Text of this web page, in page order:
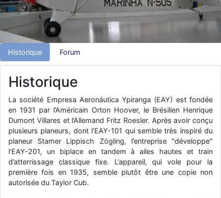
d9pouces: Joyeux Noël à tous !
d9pouces
: mais tu peux tenter l'un des rares lycées militaires
comme le Prytanée dans la Sarthe, ça ne peut pas faire de mal !
d9pouces: C'est plutôt après le lycée, voire après une prépa
scientifique, tu as donc encore un peu de temps devant toi
yaellerigolow: bonjour a tous je suis un élève de première
passionnée par l'aviation militaire , pourrais je savoir que faire après
le lycée pour s'orienter et pouvoir devenir officier de l'armée de l'air?
d9pouces : lesquels, par exemple ?
mahmoud : bonsoir, très instructif ce site .mais nous aimerions avoir
les photo des anciens appareils de l'armée de l'air de la haute -volta
d9pouces: Ça me casse quand même bien les pieds, j’avoue
jericho: Pour moi tout est à nouveau OK dirait-on… Merci à toi.
d9pouces: En espérant n’avoir coupé les accessoires de personne
Historique Forum
Historique
La société Empresa Aeronáutica Ypiranga (EAY) est fondée
en 1931 par l’Américain Orton Hoover, le Brésilien Henrique
Dumont Villares et l’Allemand Fritz Roesler. Après avoir conçu
plusieurs planeurs, dont l’EAY-101 qui semble très inspiré du
planeur Stamer Lippisch Zögling, l’entreprise "développe"
l’EAY-201, un biplace en tandem à ailes hautes et train
d’atterrissage classique fixe. L’appareil, qui vole pour la
première fois en 1935, semble plutôt être une copie non
autorisée du Taylor Cub.